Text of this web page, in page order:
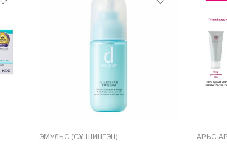
ЭМУЛЬС (СҮҮН ШИНГЭН)
AРЬС